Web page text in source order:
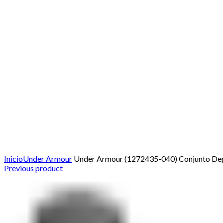
InicioUnder Armour Under Armour (1272435-040) Conjunto
Previous product